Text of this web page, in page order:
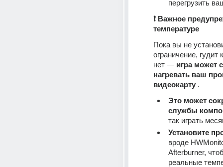
перегрузить
❗ Важное
температуре
Пока вы не
ограничение, гудит
нет — игра может
нагревать ваш
видеокарту .
Это может
службы
так играть
Установите
вроде
Afterburner,
реальные